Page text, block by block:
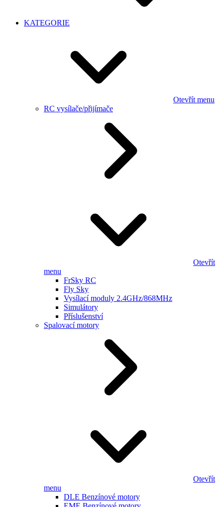
KATEGORIE
Otevřít menu
RC vysílače/přijímače
Otevřít
menu
FrSky RC
Fly Sky
Vysílací moduly 2.4GHz/868MHz
Simulátory
Příslušenství
Spalovací motory
Otevřít
menu
DLE Benzínové motory